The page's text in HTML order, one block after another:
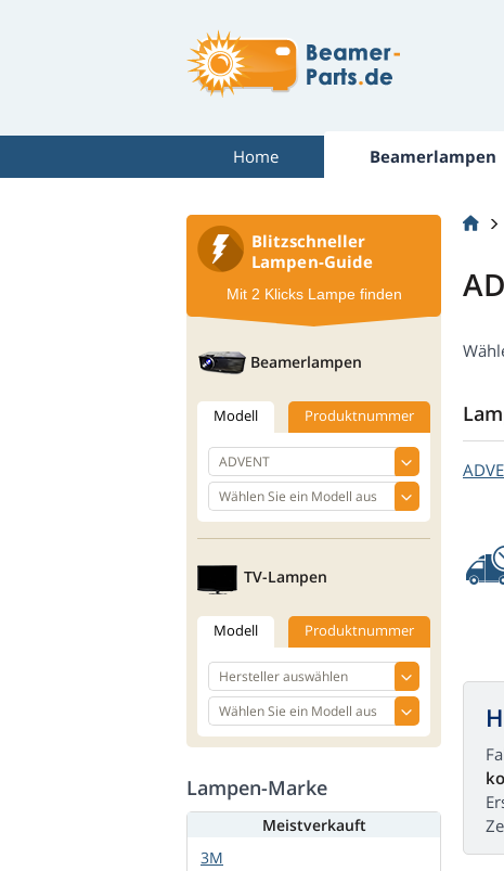
Home Beamerlampen
Blitzschneller
Lampen-Guide
Mit 2 Klicks Lampe finden
Beamerlampen
Modell Produktnummer
TV-Lampen
Modell Produktnummer
Lampen-Marke
Meistverkauft
3M